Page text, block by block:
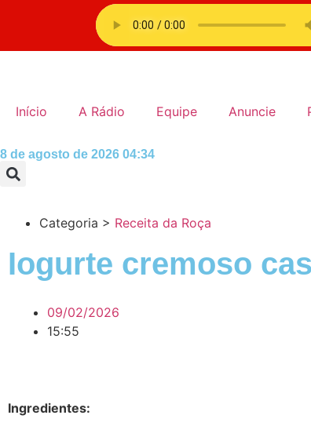
Início A Rádio Equipe Anuncie
8 de agosto de 2026 04:34
Categoria > Receita da Roça
Iogurte cremoso
09/02/2026
15:55
Ingredientes: